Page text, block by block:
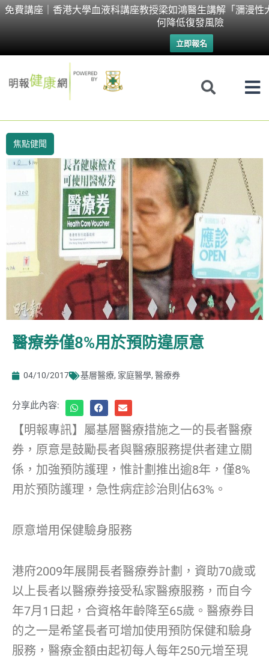
免費講座｜香港大學血液科講座教授梁如鴻醫生講解「瀰漫性
何降低復發風險
立即報名
Skip
焦點健聞
醫療券僅8%用於預防違原意
04/10/2017 基層醫療, 家庭醫學, 醫療券
分享此內容:
【明報專訊】屬基層醫療措施之一的長者醫療
券，原意是鼓勵長者與醫療服務提供者建立關
係，加強預防護理，惟計劃推出逾8年，僅8%
用於預防護理，急性病症診治則佔63%。
原意增用保健驗身服務
港府2009年展開長者醫療券計劃，資助70歲或
以上長者以醫療券接受私家醫療服務，而自今
年7月1日起，合資格年齡降至65歲。醫療券目
的之一是希望長者可增加使用預防保健和驗身
服務，醫療金額由起初每人每年250元增至現